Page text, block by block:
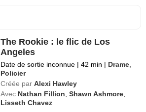
The Rookie : le flic de Los
Angeles
Date de sortie inconnue | 42 min | Drame
Policier
Créée par Alexi Hawley
Avec Nathan Fillion ,Shawn Ashmore
Lisseth Chavez